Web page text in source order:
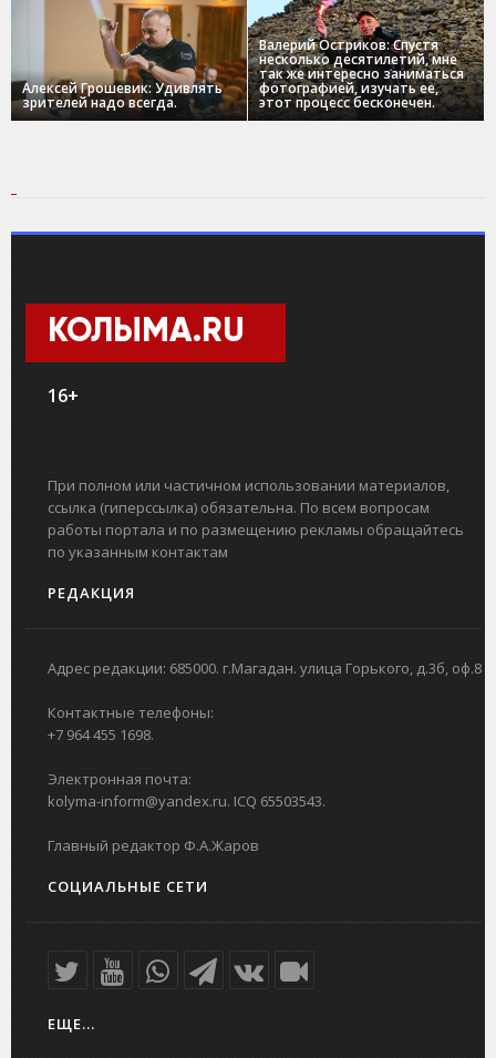
Алексей Грошевик: Удивлять
зрителей надо всегда.
Валерий Остриков: Спустя
несколько десятилетий, мне
так же интересно заниматься
фотографией, изучать ее,
этот процесс бесконечен.
КОЛЫМА.RU
16+
При полном или частичном использовании материалов,
ссылка (гиперссылка) обязательна. По всем вопросам
работы портала и по размещению рекламы обращайтесь
по указанным контактам
РЕДАКЦИЯ
Адрес редакции: 685000. г.Магадан. улица Горького, д.3б, оф.8
Контактные телефоны:
+7 964 455 1698.
Электронная почта:
kolyma-inform@yandex.ru. ICQ 65503543.
Главный редактор Ф.А.Жаров
СОЦИАЛЬНЫЕ СЕТИ
ЕЩЕ...